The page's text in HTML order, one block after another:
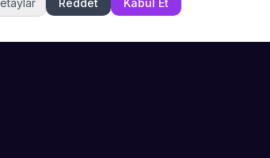
Şu an çevrimiçi
Reddet Kabul Et